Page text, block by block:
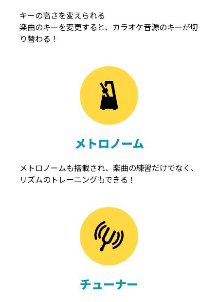
キーの高さを変えられる
楽曲のキーを変更すると、カラオケ音源のキーが切
り替わる！
メトロノーム
メトロノームも搭載され、楽曲の練習だけでなく、
リズムのトレーニングもできる！
チューナー